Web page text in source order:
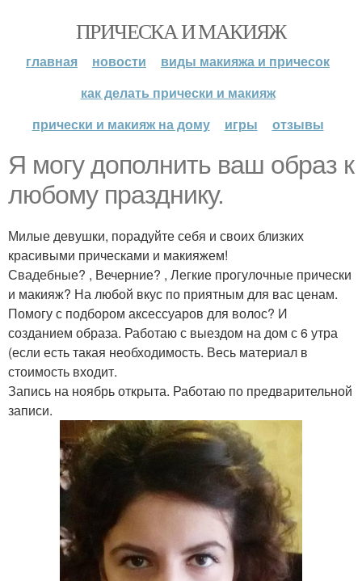
ПРИЧЕСКА И МАКИЯЖ
главная новости
виды макияжа и причесок
как делать прически и макияж
прически и макияж на дому
игры отзывы
Я могу дополнить ваш образ к
любому празднику.
Милые девушки, порадуйте себя и своих близких
красивыми прическами и макияжем!
Свадебные? , Вечерние? , Легкие прогулочные прически
и макияж? На любой вкус по приятным для вас ценам.
Помогу с подбором аксессуаров для волос? И
созданием образа. Работаю с выездом на дом с 6 утра
(если есть такая необходимость. Весь материал в
стоимость входит.
Запись на ноябрь открыта. Работаю по предварительной
записи.